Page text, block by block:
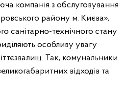
компанія з обслуговування
району м. Києва»,
санітарно-технічного стану
особливу увагу
Так, комунальники
відходів та